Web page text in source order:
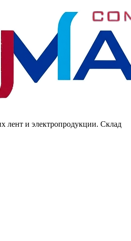
лент и электропродукции. Склад